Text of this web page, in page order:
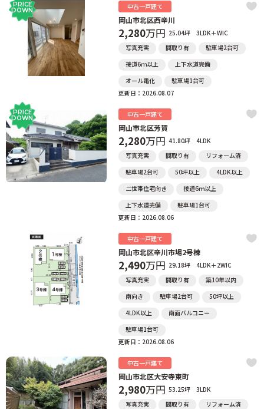
PRICE
DOWN 中古一戸建て
岡山市北区西辛川
2,280万円 25.04坪
3LDK＋WIC
写真充実
間取り有
駐車場2台可
接道6ｍ以上
上下水道完備
オール電化
駐車場1台可
更新日：2026.08.07
PRICE
DOWN 中古一戸建て
岡山市北区芳賀
2,280万円 41.80坪
4LDK
写真充実
間取り有
リフォーム済
駐車場2台可
50坪以上
4LDK以上
二世帯住宅向き
接道6ｍ以上
上下水道完備
駐車場1台可
更新日：2026.08.06
中古一戸建て
岡山市北区辛川市場2号棟
2,490万円 29.18坪
4LDK＋2WIC
写真充実
間取り有
築10年以内
南向き
駐車場2台可
50坪以上
4LDK以上
南面バルコニー
駐車場1台可
更新日：2026.08.06
中古一戸建て
岡山市北区大安寺東町
2,980万円 53.25坪
3LDK
写真充実
間取り有
リフォーム済